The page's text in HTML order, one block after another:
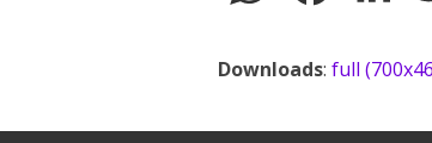
Downloads: full